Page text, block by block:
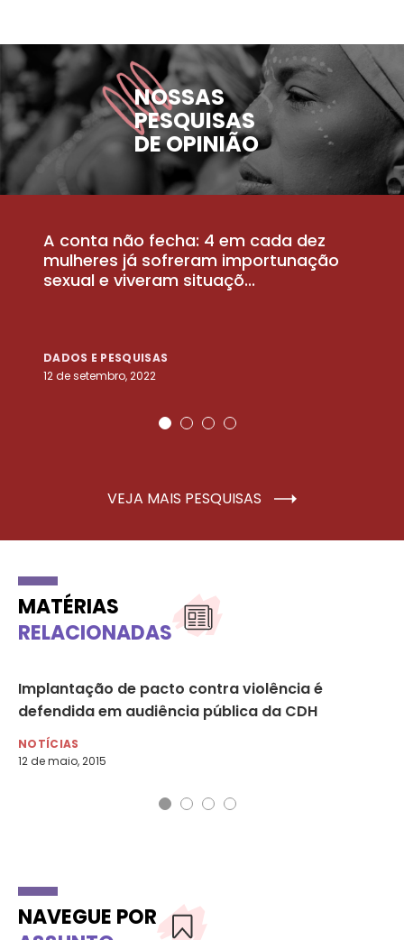
NOSSAS
PESQUISAS
DE OPINIÃO
A conta não fecha: 4 em cada dez
mulheres já sofreram importunação
sexual e viveram situaçõ...
DADOS E PESQUISAS
12 de setembro, 2022
VEJA MAIS PESQUISAS
MATÉRIAS
RELACIONADAS
Implantação de pacto contra violência é
defendida em audiência pública da CDH
NOTÍCIAS
12 de maio, 2015
NAVEGUE POR